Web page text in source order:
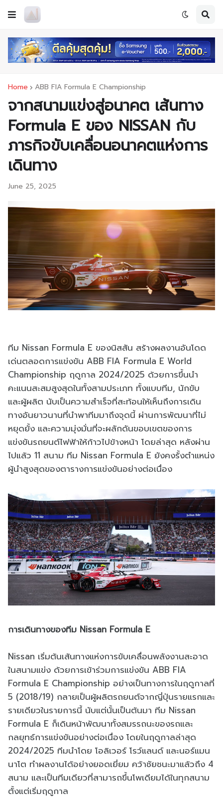
Home ABB FIA Formula E Championship
จากสนามแข่งสู่อนาคต เส้นทาง
Formula E ของ NISSAN กับ
ภารกิจขับเคลื่อนอนาคตแห่งการ
เดินทาง
June 25, 2025
ทีม Nissan Formula E ของนิสสัน สร้างผลงานอันโดด
เด่นตลอดการแข่งขัน ABB FIA Formula E World
Championship ฤดูกาล 2024/2025 ด้วยการขึ้นนำ
คะแนนสะสมสูงสุดในทั้งสามประเภท ทั้งแบบทีม, นักขับ
และผู้ผลิต นับเป็นความสำเร็จที่สะท้อนให้เห็นถึงการเดิน
ทางอันยาวนานที่นำพาทีมมาถึงจุดนี้ ผ่านการพัฒนาที่ไม่
หยุดยั้ง และความมุ่งมั่นที่จะผลักดันขอบเขตของการ
แข่งขันรถยนต์ไฟฟ้าให้ก้าวไปข้างหน้า โดยล่าสุด หลังผ่าน
ไปแล้ว 11 สนาม ทีม Nissan Formula E ยังคงรั้งตำแหน่ง
ผู้นำสูงสุดของตารางการแข่งขันอย่างต่อเนื่อง
การเดินทางของทีม Nissan Formula E
Nissan เริ่มต้นเส้นทางแห่งการขับเคลื่อนพลังงานสะอาด
ในสนามแข่ง ด้วยการเข้าร่วมการแข่งขัน ABB FIA
Formula E Championship อย่างเป็นทางการในฤดูกาลที่
5 (2018/19) กลายเป็นผู้ผลิตรถยนต์จากญี่ปุ่นรายแรกและ
รายเดียวในรายการนี้ นับแต่นั้นเป็นต้นมา ทีม Nissan
Formula E ก็เดินหน้าพัฒนาทั้งสมรรถนะของรถและ
กลยุทธ์การแข่งขันอย่างต่อเนื่อง โดยในฤดูกาลล่าสุด
2024/2025 ทีมนำโดย โอลิเวอร์ โรว์แลนด์ และนอร์แมน
นาโต ทำผลงานได้อย่างยอดเยี่ยม คว้าชัยชนะมาแล้วถึง 4
สนาม และเป็นทีมเดียวที่สามารถขึ้นโพเดียมได้ในทุกสนาม
ตั้งแต่เริ่มฤดูกาล